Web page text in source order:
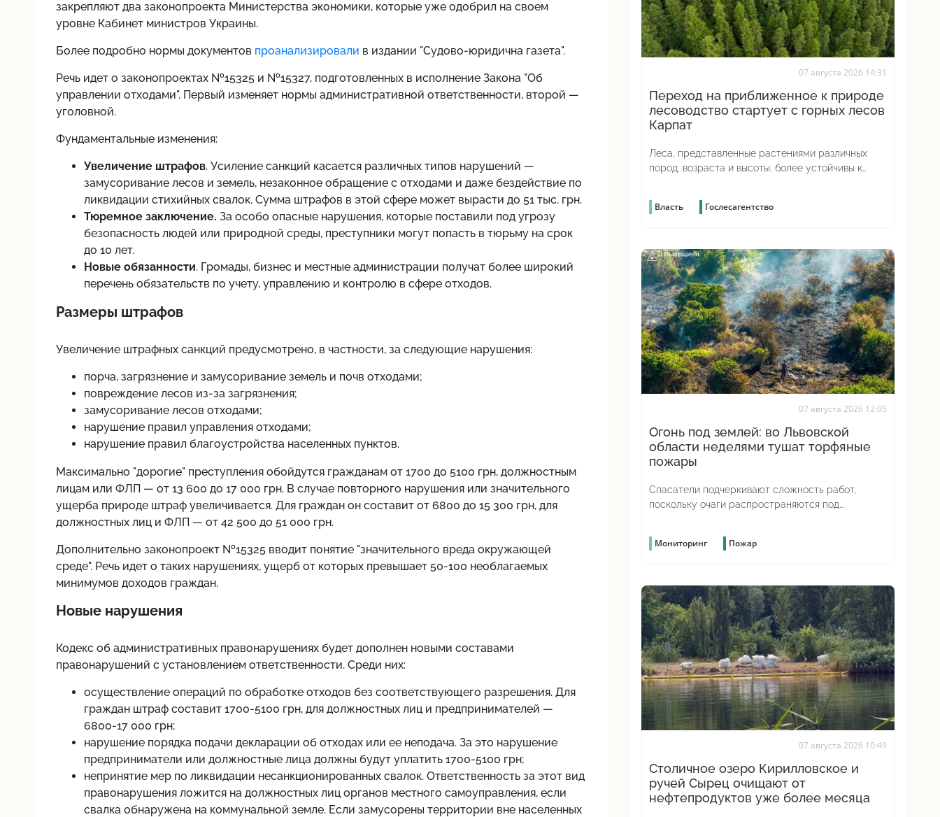
закрепляют два законопроекта Министерства экономики, которые уже одобрил на своем
уровне Кабинет министров Украины.
Более подробно нормы документов проанализировали в издании "Судово-юридична газета".
Речь идет о законопроектах №15325 и №15327, подготовленных в исполнение Закона "Об
управлении отходами". Первый изменяет нормы административной ответственности, второй —
уголовной.
Фундаментальные изменения:
Увеличение штрафов. Усиление санкций касается различных типов нарушений —
замусоривание лесов и земель, незаконное обращение с отходами и даже бездействие по
ликвидации стихийных свалок. Сумма штрафов в этой сфере может вырасти до 51 тыс. грн.
Тюремное заключение. За особо опасные нарушения, которые поставили под угрозу
безопасность людей или природной среды, преступники могут попасть в тюрьму на срок
до 10 лет.
Новые обязанности. Громады, бизнес и местные администрации получат более широкий
перечень обязательств по учету, управлению и контролю в сфере отходов.
Размеры штрафов
Увеличение штрафных санкций предусмотрено, в частности, за следующие нарушения:
порча, загрязнение и замусоривание земель и почв отходами;
повреждение лесов из-за загрязнения;
замусоривание лесов отходами;
нарушение правил управления отходами;
нарушение правил благоустройства населенных пунктов.
Максимально "дорогие" преступления обойдутся гражданам от 1700 до 5100 грн, должностным
лицам или ФЛП — от 13 600 до 17 000 грн. В случае повторного нарушения или значительного
ущерба природе штраф увеличивается. Для граждан он составит от 6800 до 15 300 грн, для
должностных лиц и ФЛП — от 42 500 до 51 000 грн.
Дополнительно законопроект №15325 вводит понятие "значительного вреда окружающей
среде". Речь идет о таких нарушениях, ущерб от которых превышает 50-100 необлагаемых
минимумов доходов граждан.
Новые нарушения
Кодекс об административных правонарушениях будет дополнен новыми составами
правонарушений с установлением ответственности. Среди них:
осуществление операций по обработке отходов без соответствующего разрешения. Для
граждан штраф составит 1700-5100 грн, для должностных лиц и предпринимателей —
6800-17 000 грн;
нарушение порядка подачи декларации об отходах или ее неподача. За это нарушение
предприниматели или должностные лица должны будут уплатить 1700-5100 грн;
непринятие мер по ликвидации несанкционированных свалок. Ответственность за этот вид
правонарушения ложится на должностных лиц органов местного самоуправления, если
свалка обнаружена на коммунальной земле. Если замусорены территории вне населенных
07 августа 2026 14:31
Переход на приближенное к природе
лесоводство стартует с горных лесов
Карпат
Леса, представленные растениями различных
пород, возраста и высоты, более устойчивы к
Власть Гослесагентство
07 августа 2026 12:05
Огонь под землей: во Львовской
области неделями тушат торфяные
пожары
Спасатели подчеркивают сложность работ,
поскольку очаги распространяются под
Мониторинг Пожар
07 августа 2026 10:49
Столичное озеро Кирилловское и
ручей Сырец очищают от
нефтепродуктов уже более месяца